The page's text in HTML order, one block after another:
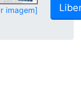
imagem]